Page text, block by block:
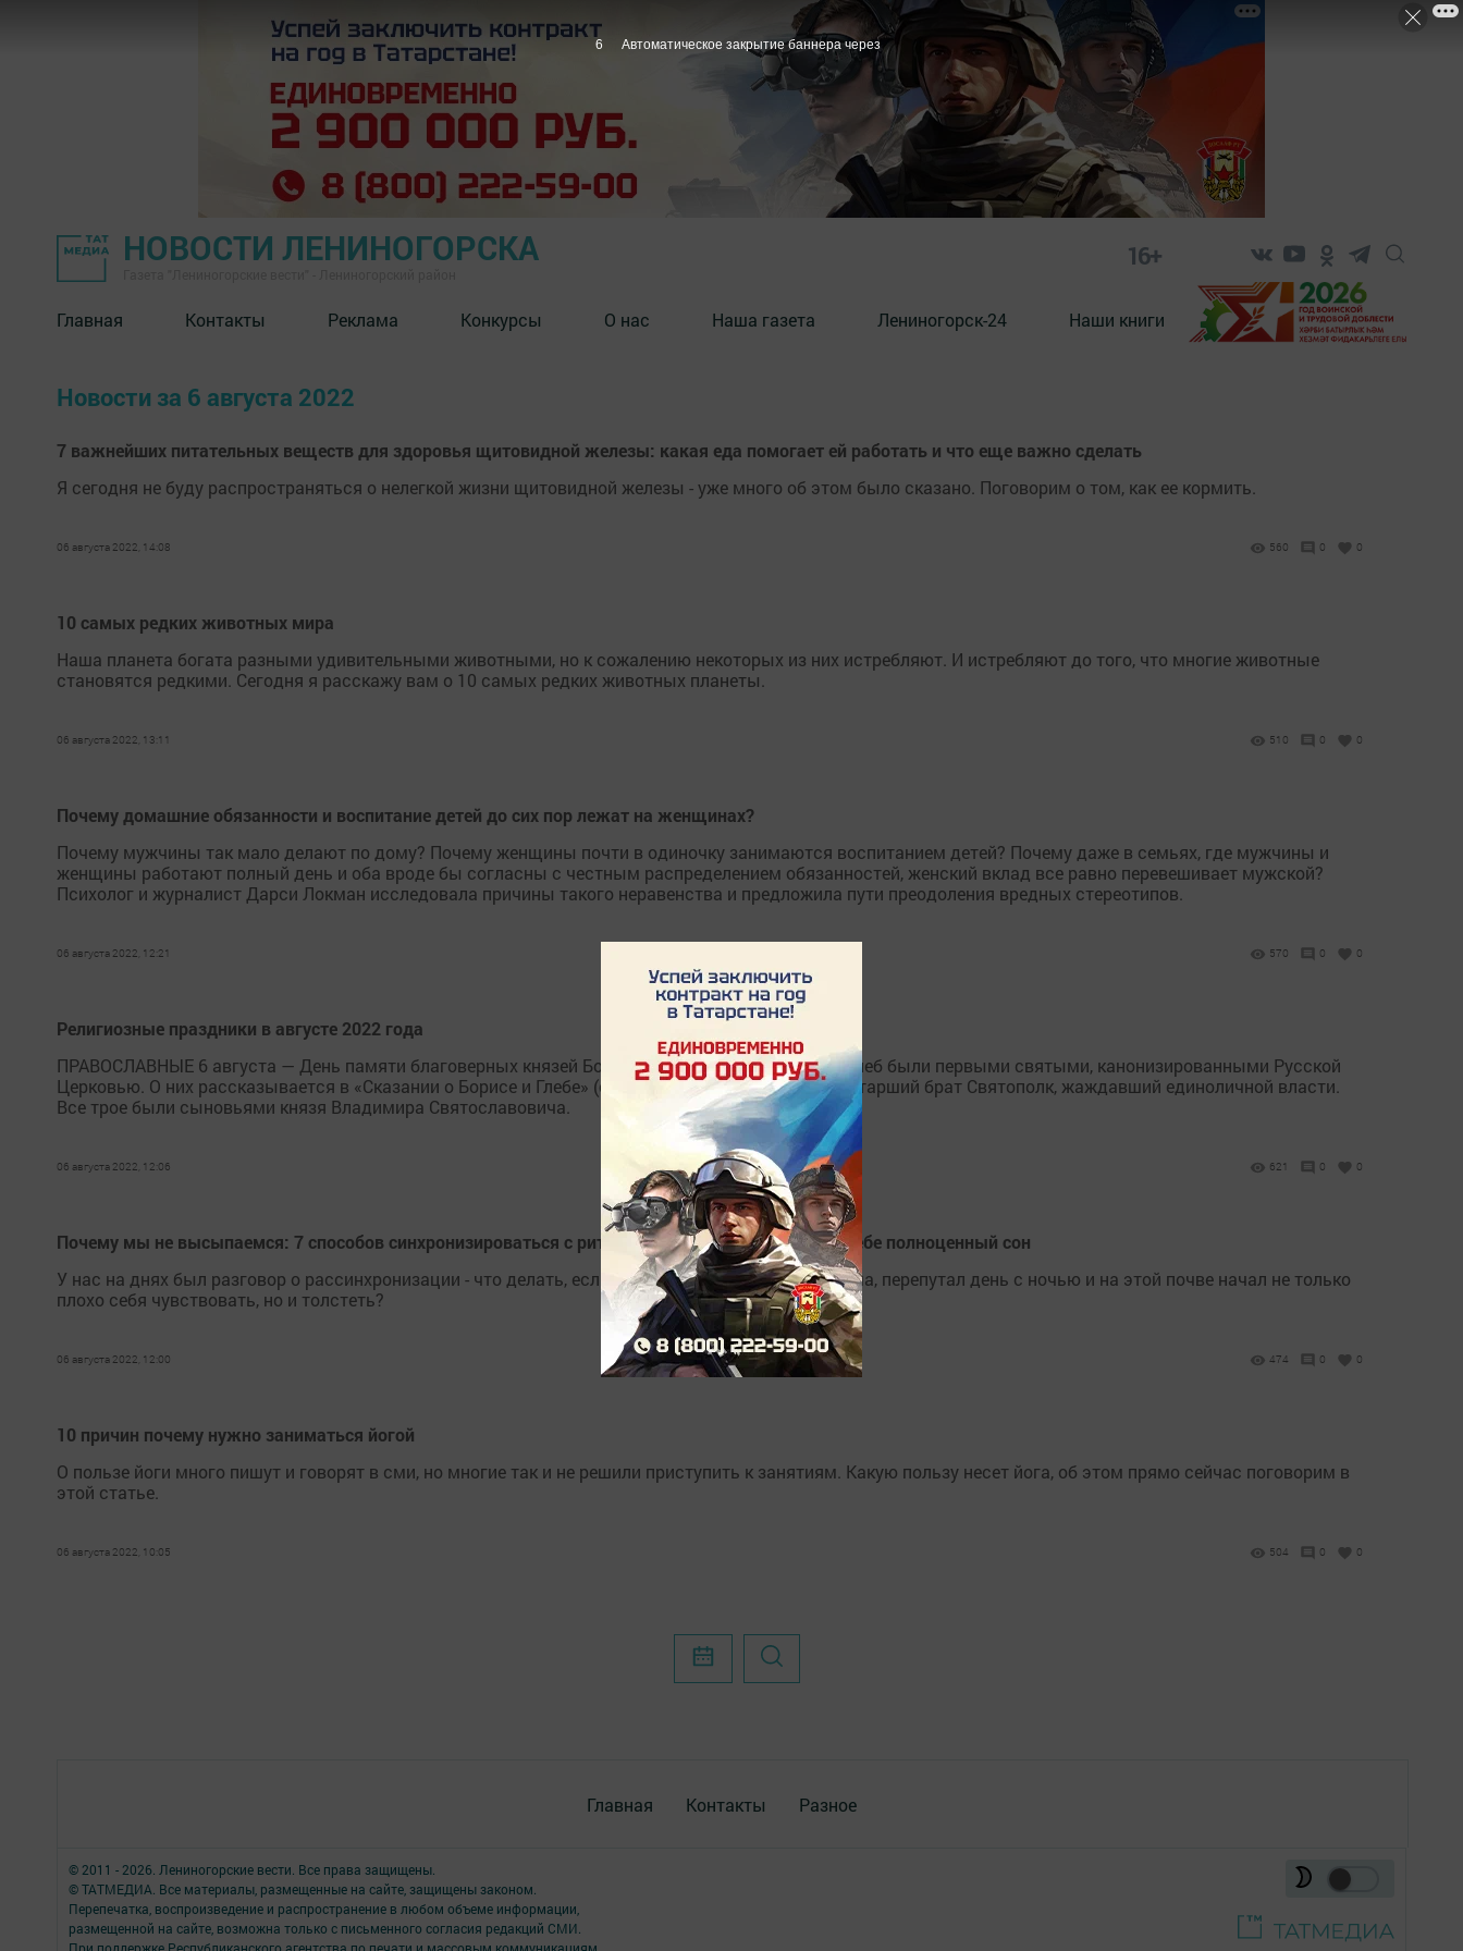
НОВОСТИ ЛЕНИНОГОРСКА 16+
Главная Контакты Реклама Конкурсы О нас Наша газета Лениногорск-24 Наши книги
Новости за 6 августа 2022
7 важнейших питательных веществ для здоровья щитовидной железы: какая еда помогает ей работать и что еще важно сделать
Я сегодня не буду распространяться о нелегкой жизни щитовидной железы - уже много об этом было сказано. Поговорим о том, как ее кормить.
06 августа 2022, 14:08 560 0 0
10 самых редких животных мира
Наша планета богата разными удивительными животными, но к сожалению некоторых из них истребляют. И истребляют до того, что многие животные
становятся редкими. Сегодня я расскажу вам о 10 самых редких животных планеты.
06 августа 2022, 13:11 510 0 0
Почему домашние обязанности и воспитание детей до сих пор лежат на женщинах?
Почему мужчины так мало делают по дому? Почему женщины почти в одиночку занимаются воспитанием детей? Почему даже в семьях, где мужчины и
женщины работают полный день и оба вроде бы согласны с честным распределением обязанностей, женский вклад все равно перевешивает мужской?
Психолог и журналист Дарси Локман исследовала причины такого неравенства и предложила пути преодоления вредных стереотипов.
06 августа 2022, 12:21 570 0 0
Религиозные праздники в августе 2022 года
ПРАВОСЛАВНЫЕ 6 августа — День памяти благоверных князей Бориса и Глеба. Братья Борис и Глеб были первыми святыми, канонизированными Русской
Церковью. О них рассказывается в «Сказании о Борисе и Глебе» (сер. XI в.). Братьев убил их же старший брат Святополк, жаждавший единоличной власти.
Все трое были сыновьями князя Владимира Святославовича.
06 августа 2022, 12:06 621 0 0
Почему мы не высыпаемся: 7 способов синхронизироваться с ритмами природы и обеспечить себе полноценный сон
У нас на днях был разговор о рассинхронизации - что делать, если ты выпал из циркадного ритма, перепутал день с ночью и на этой почве начал не только
плохо себя чувствовать, но и толстеть?
06 августа 2022, 12:00 474 0 0
10 причин почему нужно заниматься йогой
О пользе йоги много пишут и говорят в сми, но многие так и не решили приступить к занятиям. Какую пользу несет йога, об этом прямо сейчас поговорим в
этой статье.
06 августа 2022, 10:05 504 0 0
Главная Контакты Разное
© 2011 - 2026. Лениногорские вести. Все права защищены.
© ТАТМЕДИА. Все материалы, размещенные на сайте, защищены законом.
Перепечатка, воспроизведение и распространение в любом объеме информации,
размещенной на сайте, возможна только с письменного согласия редакций СМИ.
5 Автоматическое закрытие баннера через